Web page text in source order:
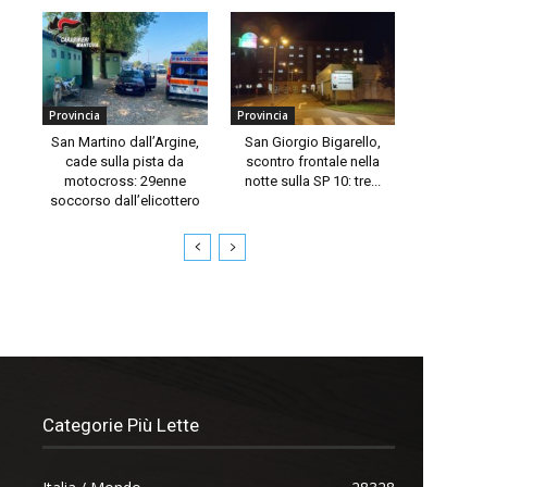
Provincia
San Martino dall’Argine,
cade sulla pista da
motocross: 29enne
soccorso dall’elicottero
Provincia
San Giorgio Bigarello,
scontro frontale nella
notte sulla SP 10: tre...
Categorie Più Lette